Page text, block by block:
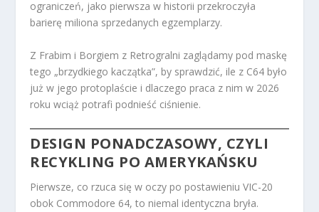
ograniczeń, jako pierwsza w historii przekroczyła
barierę miliona sprzedanych egzemplarzy.
Z Frabim i Borgiem z Retrogralni zaglądamy pod maskę
tego „brzydkiego kaczątka”, by sprawdzić, ile z C64 było
już w jego protoplaście i dlaczego praca z nim w 2026
roku wciąż potrafi podnieść ciśnienie.
DESIGN PONADCZASOWY, CZYLI
RECYKLING PO AMERYKAŃSKU
Pierwsze, co rzuca się w oczy po postawieniu VIC-20
obok Commodore 64, to niemal identyczna bryła.